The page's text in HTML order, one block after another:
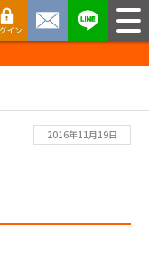
2016年11月19日